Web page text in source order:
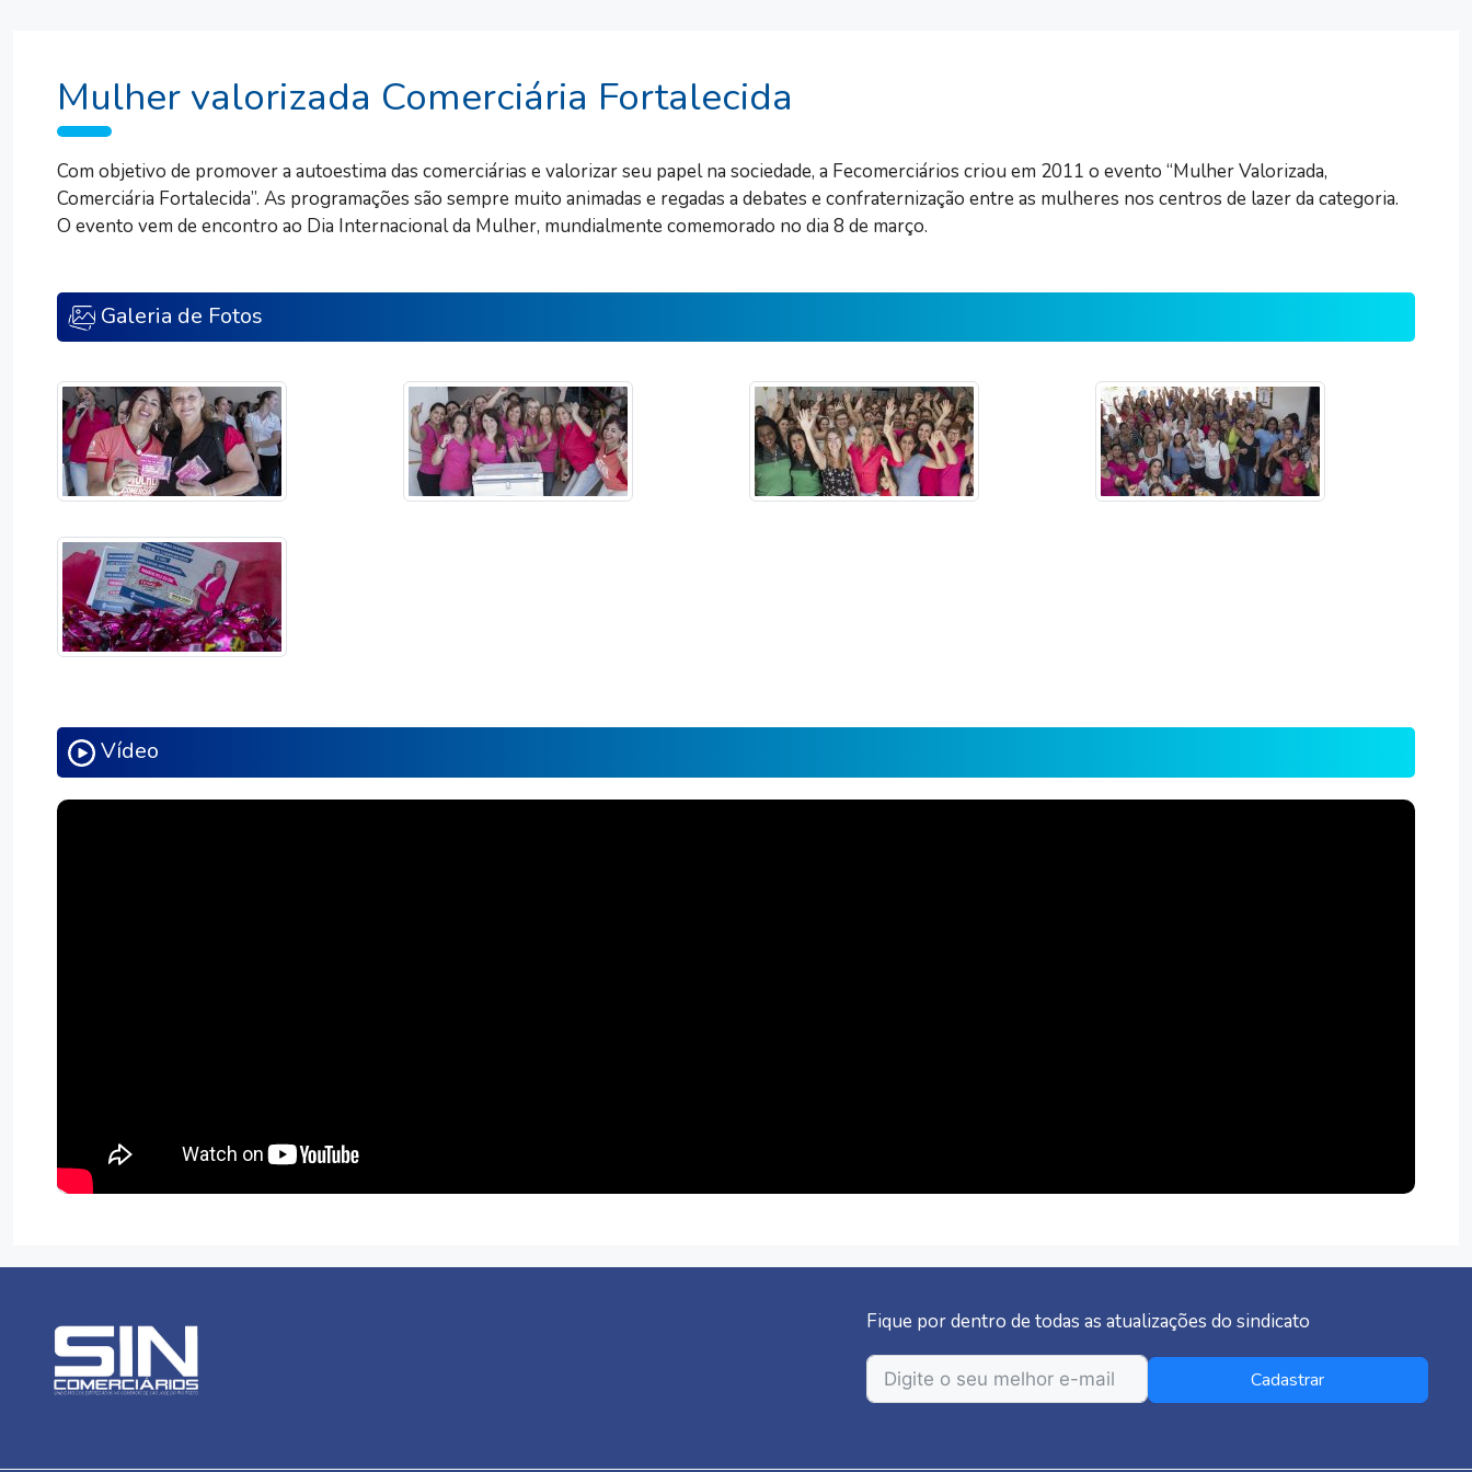
Mulher valorizada Comerciária Fortalecida
Com objetivo de promover a autoestima das comerciárias e valorizar seu papel na sociedade, a Fecomerciários criou em 2011 o evento “Mulher Valorizada,
Comerciária Fortalecida”. As programações são sempre muito animadas e regadas a debates e confraternização entre as mulheres nos centros de lazer da categoria.
O evento vem de encontro ao Dia Internacional da Mulher, mundialmente comemorado no dia 8 de março.
Galeria de Fotos
Vídeo
Fique por dentro de todas as atualizações do sindicato
Cadastrar